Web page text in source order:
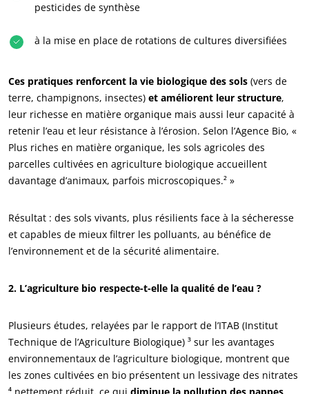
pesticides de synthèse
à la mise en place de rotations de cultures diversifiées
Ces pratiques renforcent la vie biologique des sols (vers de
terre, champignons, insectes) et améliorent leur structure,
leur richesse en matière organique mais aussi leur capacité à
retenir l’eau et leur résistance à l’érosion. Selon l’Agence Bio, «
Plus riches en matière organique, les sols agricoles des
parcelles cultivées en agriculture biologique accueillent
davantage d’animaux, parfois microscopiques.² »
Résultat : des sols vivants, plus résilients face à la sécheresse
et capables de mieux filtrer les polluants, au bénéfice de
l’environnement et de la sécurité alimentaire.
2. L’agriculture bio respecte-t-elle la qualité de l’eau ?
Plusieurs études, relayées par le rapport de l’ITAB (Institut
Technique de l’Agriculture Biologique) ³ sur les avantages
environnementaux de l’agriculture biologique, montrent que
les zones cultivées en bio présentent un lessivage des nitrates